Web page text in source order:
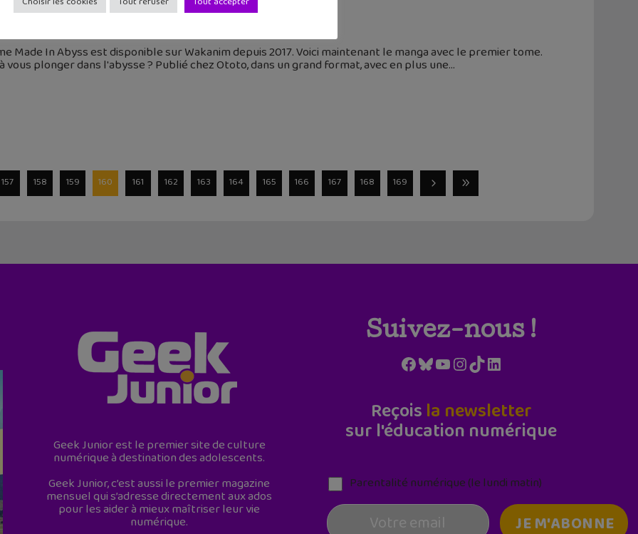
In Abyss : après l’anime, le manga débarque en librairie
Made In Abyss est disponible sur Wakanim depuis 2017. Voici maintenant le manga avec le premier tome.
vous plonger dans l'abysse ? Publié chez Ototo, dans un grand format, avec en plus une
157 158 159 160 161 162 163 164 165 166 167 168 169
Geek Junior est le premier site de culture
numérique à destination des adolescents.
Geek Junior, c’est aussi le premier magazine
mensuel qui s’adresse directement aux ados
pour les aider à mieux maîtriser leur vie
numérique.
Suivez-nous !
Facebook
Bluesky
YouTube
Instagram
TikTokLinkedIn
Reçois la newsletter
sur l'éducation numérique
Parentalité numérique (le lundi matin)